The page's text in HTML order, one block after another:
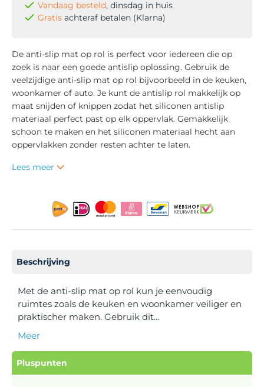
Vandaag besteld, dinsdag in huis
Gratis achteraf betalen (Klarna)
De anti-slip mat op rol is perfect voor iedereen die op
zoek is naar een goede antislip oplossing. Gebruik de
veelzijdige anti-slip mat op rol bijvoorbeeld in de keuken,
woonkamer of auto. Je kunt de antislip rol makkelijk op
maat snijden of knippen zodat het siliconen antislip
materiaal perfect past op elk oppervlak. Gemakkelijk
schoon te maken en het siliconen materiaal hecht aan
oppervlakken zonder resten achter te laten.
Lees meer
Beschrijving
Met de anti-slip mat op rol kun je eenvoudig
ruimtes zoals de keuken en woonkamer veiliger en
praktischer maken. Gebruik dit…
Meer
Pluspunten